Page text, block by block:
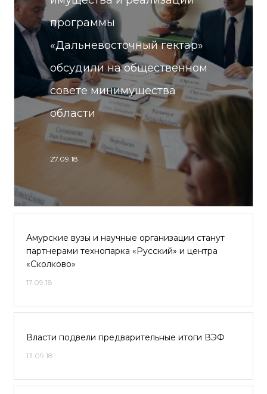
программы
«Дальневосточный гектар»
обсудили на общественном
совете минимущества
области
27.09.18
Амурские вузы и научные организации станут
партнерами технопарка «Русский» и центра
«Сколково»
17.09.18
Власти подвели предварительные итоги ВЭФ
13.09.18